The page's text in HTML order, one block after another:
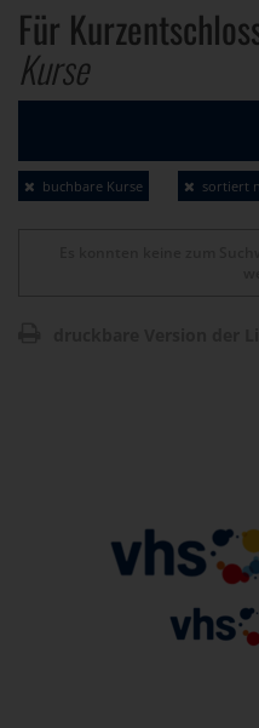
Für
Kurse
buchbare Kurse sortiert